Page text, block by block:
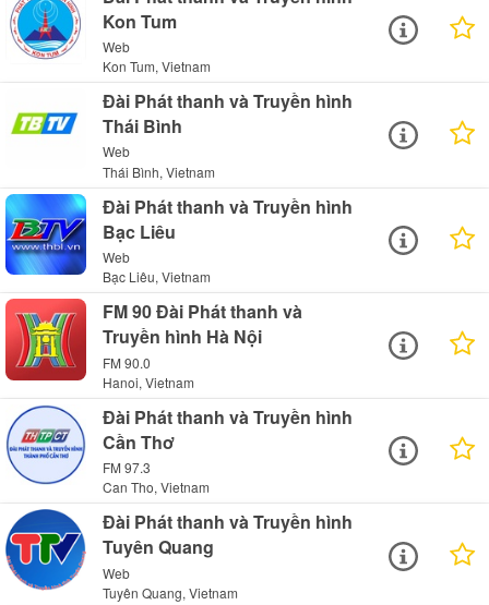
Kon Tum
Web
Kon Tum, Vietnam
Đài Phát thanh và Truyền hình
Thái Bình
Web
Thái Bình, Vietnam
Đài Phát thanh và Truyền hình
Bạc Liêu
Web
Bạc Liêu, Vietnam
FM 90 Đài Phát thanh và
Truyền hình Hà Nội
FM 90.0
Hanoi, Vietnam
Đài Phát thanh và Truyền hình
Cần Thơ
FM 97.3
Can Tho, Vietnam
Đài Phát thanh và Truyền hình
Tuyên Quang
Web
Tuyên Quang, Vietnam